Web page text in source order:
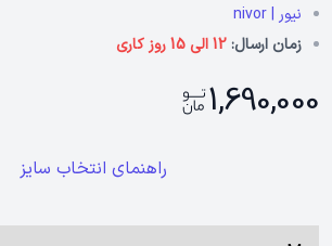
نیور | nivor
زمان ارسال:12 الی 15 روز کاری
1,690,000
راهنمای انتخاب سایز